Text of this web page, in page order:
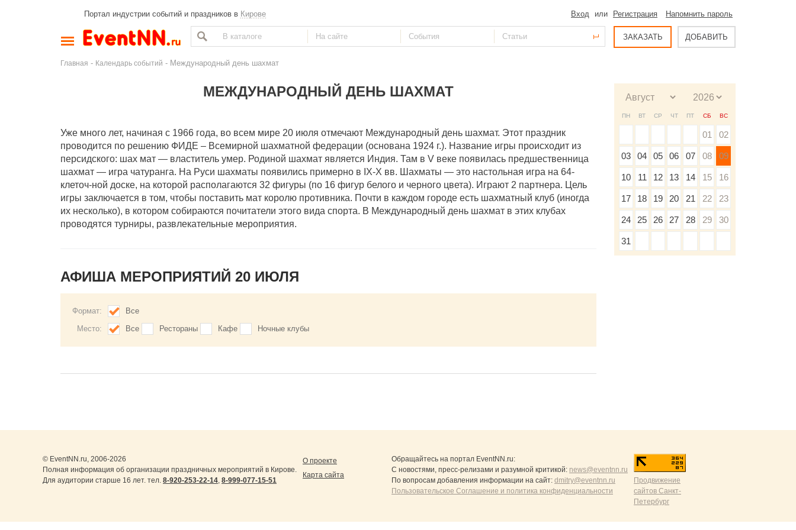
Портал индустрии событий и праздников в Кирове Вход или Регистрация Напомнить пароль
ЗАКАЗАТЬ ДОБАВИТЬ
Главная - Календарь событий - Международный день шахмат
МЕЖДУНАРОДНЫЙ ДЕНЬ ШАХМАТ
Уже много лет, начиная с 1966 года, во всем мире 20 июля отмечают Международный день шахмат. Этот праздник
проводится по решению ФИДЕ – Всемирной шахматной федерации (основана 1924 г.). Название игры происходит из
персидского: шах мат — властитель умер. Родиной шахмат является Индия. Там в V веке появилась предшественница
шахмат — игра чатуранга. На Руси шахматы появились примерно в IX-X вв. Шахматы — это настольная игра на 64-
клеточ-ной доске, на которой располагаются 32 фигуры (по 16 фигур белого и черного цвета). Играют 2 партнера. Цель
игры заключается в том, чтобы поставить мат королю противника. Почти в каждом городе есть шахматный клуб (иногда
их несколько), в котором собираются почитатели этого вида спорта. В Международный день шахмат в этих клубах
проводятся турниры, развлекательные мероприятия.
АФИША МЕРОПРИЯТИЙ 20 ИЮЛЯ
Формат:
Все
Место:
Все Рестораны Кафе Ночные клубы
ПН ВТ СР ЧТ ПТ СБ ВС
01 02
03 04 05 06 07 08 09
10 11 12 13 14 15 16
17 18 19 20 21 22 23
24 25 26 27 28 29 30
31
© EventNN.ru, 2006-2026
Полная информация об организации праздничных мероприятий в Кирове.
Для аудитории старше 16 лет. тел. 8-920-253-22-14, 8-999-077-15-51
О проекте
Карта сайта
Обращайтесь на портал EventNN.ru:
С новостями, пресс-релизами и разумной критикой: news@eventnn.ru
По вопросам добавления информации на сайт: dmitry@eventnn.ru
Пользовательское Соглашение и политика конфиденциальности
Продвижение
сайтов Санкт-
Петербург